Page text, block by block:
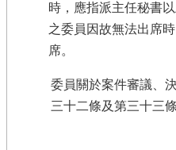
時，應指派主任秘書
之委員因故無法出席
席。
委員關於案件審議、
三十二條及第三十三